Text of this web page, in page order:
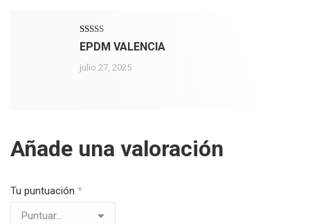
Valorado
con5de 5
EPDM VALENCIA
julio 27, 2025
Añade una valoración
Tu puntuación *